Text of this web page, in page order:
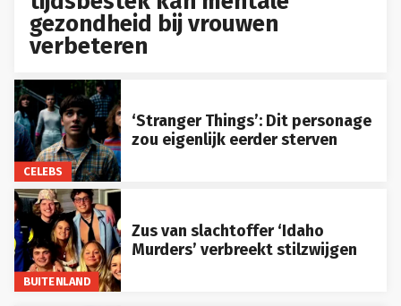
gezondheid bij vrouwen
verbeteren
CELEBS
‘Stranger Things’: Dit personage
zou eigenlijk eerder sterven
BUITENLAND
Zus van slachtoffer ‘Idaho
Murders’ verbreekt stilzwijgen